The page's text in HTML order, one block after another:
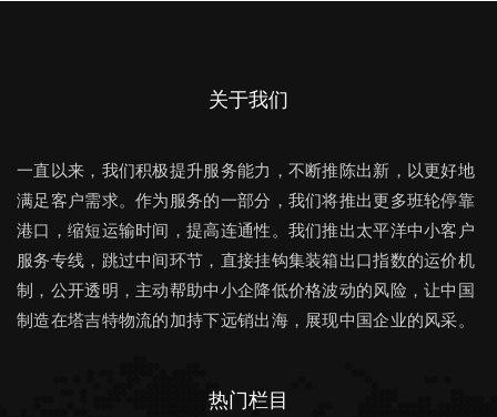
关于我们
一直以来，我们积极提升服务能力，不断推陈出新，以更好地
满足客户需求。作为服务的一部分，我们将推出更多班轮停靠
港口，缩短运输时间，提高连通性。我们推出太平洋中小客户
服务专线，跳过中间环节，直接挂钩集装箱出口指数的运价机
制，公开透明，主动帮助中小企降低价格波动的风险，让中国
制造在塔吉特物流的加持下远销出海，展现中国企业的风采。
热门栏目